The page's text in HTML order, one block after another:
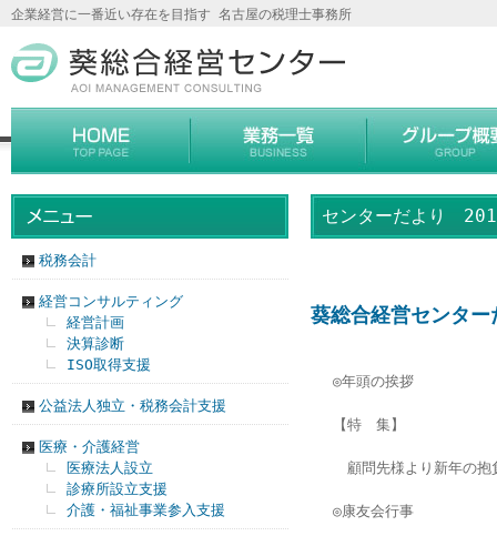
企業経営に一番近い存在を目指す 名古屋の税理士事務所
税務会計
経営コンサルティング
経営計画
決算診断
ISO取得支援
公益法人独立・税務会計支援
医療・介護経営
医療法人設立
診療所設立支援
介護・福祉事業参入支援
センターだより
葵総合経営センタ
◎年頭の挨拶
【特 集】
顧問先様より新年の抱
◎康友会行事